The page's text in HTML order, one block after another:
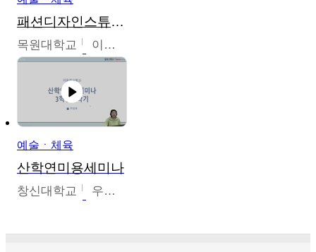
패션디자인스튜디오
목원대학교 이건희
예술ㆍ체육
산학연미용세미나
창신대학교 우미옥,오윤경,박선이